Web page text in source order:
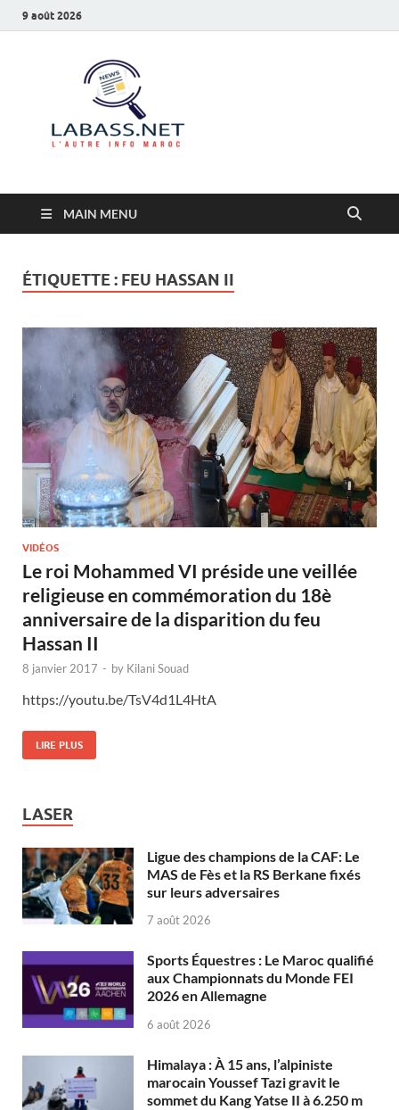
9 août 2026
MAIN MENU
ÉTIQUETTE : FEU HASSAN II
VIDÉOS
Le roi Mohammed VI préside une veillée
religieuse en commémoration du 18è
anniversaire de la disparition du feu
Hassan II
8 janvier 2017 - by Kilani Souad
https://youtu.be/TsV4d1L4HtA
LIRE PLUS
LASER
Ligue des champions de la CAF: Le
MAS de Fès et la RS Berkane fixés
sur leurs adversaires
7 août 2026
Sports Équestres : Le Maroc qualifié
aux Championnats du Monde FEI
2026 en Allemagne
6 août 2026
Himalaya : À 15 ans, l’alpiniste
marocain Youssef Tazi gravit le
sommet du Kang Yatse II à 6.250 m